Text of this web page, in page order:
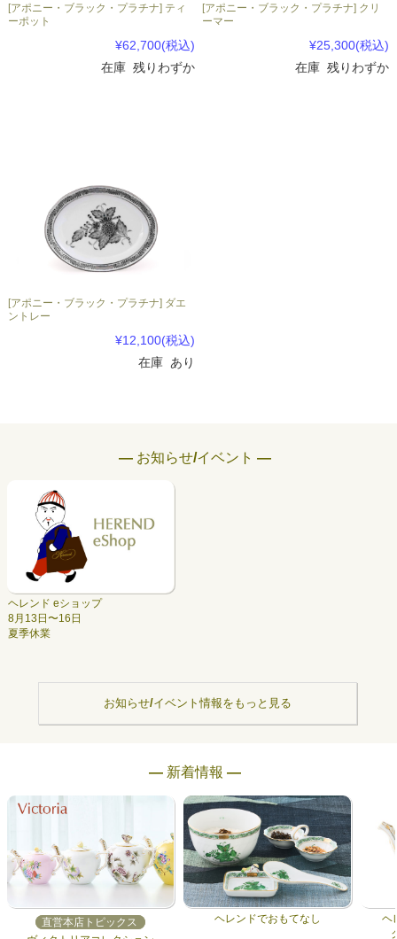
[アポニー・ブラック・プラチナ] ティ
ーポット
¥62,700(税込)
在庫 残りわずか
[アポニー・ブラック・プラチナ] クリ
ーマー
¥25,300(税込)
在庫 残りわずか
[アポニー・ブラック・プラチナ] ダエ
ントレー
¥12,100(税込)
在庫 あり
― お知らせ/イベント ―
ヘレンド eショップ
8月13日〜16日
夏季休業
お知らせ/イベント情報をもっと見る
― 新着情報 ―
直営本店トピックス ヘレンドでおもてなし
ヘ